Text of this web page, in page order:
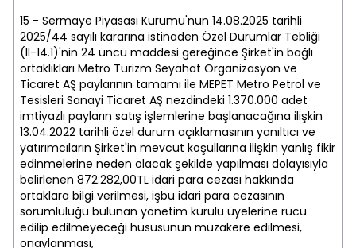
15 - Sermaye Piyasası Kurumu'nun 14.08.2025 tarihli
2025/44 sayılı kararına istinaden Özel Durumlar Tebliği
(II-14.1)'nin 24 üncü maddesi gereğince Şirket'in bağlı
ortaklıkları Metro Turizm Seyahat Organizasyon ve
Ticaret AŞ paylarının tamamı ile MEPET Metro Petrol ve
Tesisleri Sanayi Ticaret AŞ nezdindeki 1.370.000 adet
imtiyazlı payların satış işlemlerine başlanacağına ilişkin
13.04.2022 tarihli özel durum açıklamasının yanıltıcı ve
yatırımcıların Şirket'in mevcut koşullarına ilişkin yanlış fikir
edinmelerine neden olacak şekilde yapılması dolayısıyla
belirlenen 872.282,00TL idari para cezası hakkında
ortaklara bilgi verilmesi, işbu idari para cezasının
sorumluluğu bulunan yönetim kurulu üyelerine rücu
edilip edilmeyeceği hususunun müzakere edilmesi,
onaylanması,